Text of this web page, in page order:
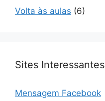
Volta às aulas (6)
Sites Interessantes
Mensagem Facebook